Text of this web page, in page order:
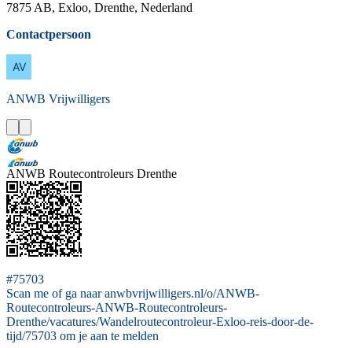
7875 AB, Exloo, Drenthe, Nederland
Contactpersoon
ANWB Vrijwilligers
ANWB Routecontroleurs Drenthe
#75703
Scan me of ga naar anwbvrijwilligers.nl/o/ANWB-
Routecontroleurs-ANWB-Routecontroleurs-
Drenthe/vacatures/Wandelroutecontroleur-Exloo-reis-door-de-
tijd/75703 om je aan te melden